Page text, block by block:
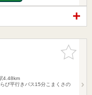
お気に入
りに追加
4.48km
び平行きバス15分こまくさの